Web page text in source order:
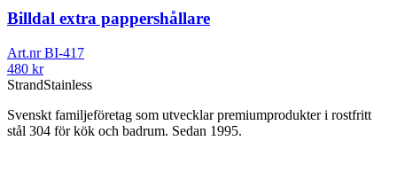
Billdal extra pappershållare
Art.nrBI-417
480 kr
StrandStainless
Svenskt familjeföretag som utvecklar premiumprodukter i rostfritt
stål 304 för kök och badrum. Sedan 1995.